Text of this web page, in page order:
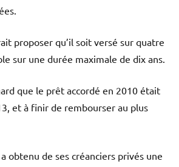
proposer qu’il soit versé sur quatre
sur une durée maximale de dix ans.
que le prêt accordé en 2010 était
et à finir de rembourser au plus
obtenu de ses créanciers privés une